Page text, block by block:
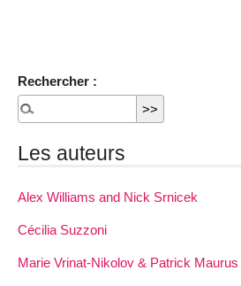
Rechercher :
Les auteurs
Alex Williams and Nick Srnicek
Cécilia Suzzoni
Marie Vrinat-Nikolov & Patrick Maurus